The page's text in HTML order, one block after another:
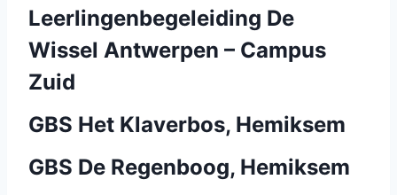
Leerlingenbegeleiding De
Wissel Antwerpen – Campus
Zuid
GBS Het Klaverbos, Hemiksem
GBS De Regenboog, Hemiksem